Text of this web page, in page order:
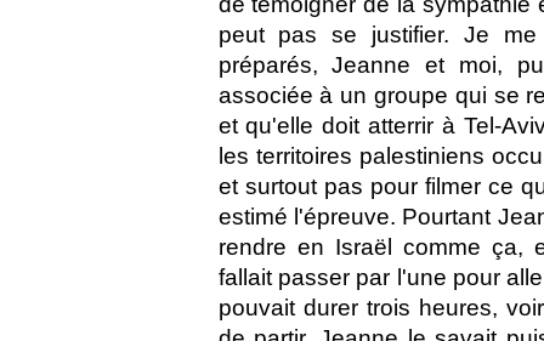
peut pas se justifier. Je
préparés, Jeanne et moi,
associée à un groupe qui se
et qu'elle doit atterrir à Tel-
les territoires palestiniens
et surtout pas pour filmer ce
estimé l'épreuve. Pourtant
rendre en Israël comme ça,
fallait passer par l'une pour
pouvait durer trois heures,